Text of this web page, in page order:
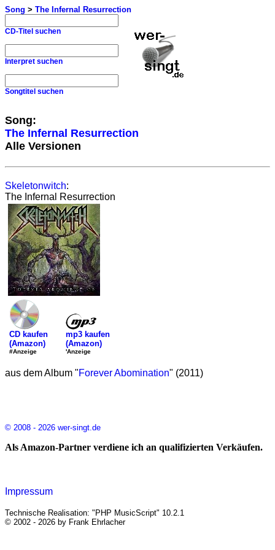
Song > The Infernal Resurrection
CD-Titel suchen
Interpret suchen
Songtitel suchen
Song:
The Infernal Resurrection
Alle Versionen
Skeletonwitch:
The Infernal Resurrection
CD kaufen
(Amazon)
#Anzeige
mp3 kaufen
(Amazon)
'Anzeige
aus dem Album "Forever Abomination" (2011)
© 2008 - 2026 wer-singt.de
Als Amazon-Partner verdiene ich an qualifizierten Verkäufen.
Impressum
Technische Realisation: "PHP MusicScript" 10.2.1
© 2002 - 2026 by Frank Ehrlacher